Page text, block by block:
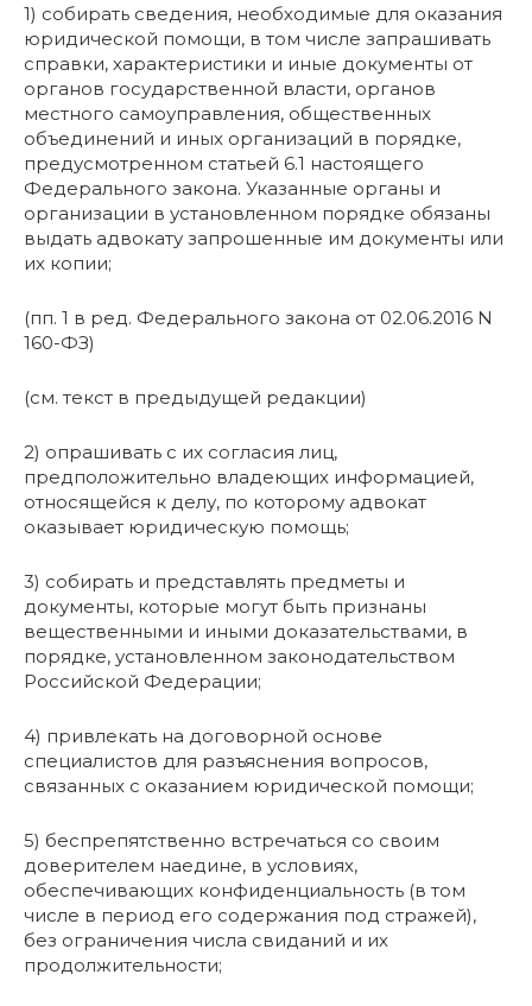
1) собирать сведения, необходимые для оказания
юридической помощи, в том числе запрашивать
справки, характеристики и иные документы от
органов государственной власти, органов
местного самоуправления, общественных
объединений и иных организаций в порядке,
предусмотренном статьей 6.1 настоящего
Федерального закона. Указанные органы и
организации в установленном порядке обязаны
выдать адвокату запрошенные им документы или
их копии;
(пп. 1 в ред. Федерального закона от 02.06.2016 N
160-ФЗ)
(см. текст в предыдущей редакции)
2) опрашивать с их согласия лиц,
предположительно владеющих информацией,
относящейся к делу, по которому адвокат
оказывает юридическую помощь;
3) собирать и представлять предметы и
документы, которые могут быть признаны
вещественными и иными доказательствами, в
порядке, установленном законодательством
Российской Федерации;
4) привлекать на договорной основе
специалистов для разъяснения вопросов,
связанных с оказанием юридической помощи;
5) беспрепятственно встречаться со своим
доверителем наедине, в условиях,
обеспечивающих конфиденциальность (в том
числе в период его содержания под стражей),
без ограничения числа свиданий и их
продолжительности;